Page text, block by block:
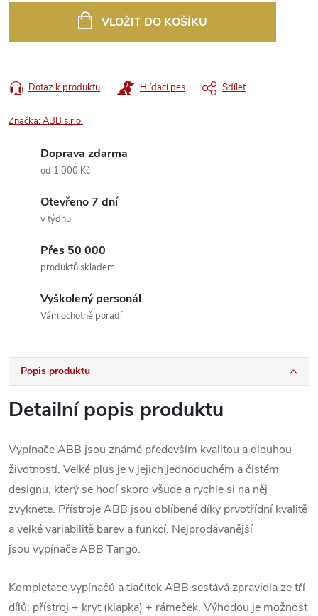
VLOŽIT DO KOŠÍKU
Dotaz k produktu Hlídací pes Sdílet
Značka:ABB s.r.o.
Doprava zdarma
od 1 000 Kč
Otevřeno 7 dní
v týdnu
Přes 50 000
produktů skladem
Vyškolený personál
Vám ochotně poradí
Popis produktu
Detailní popis produktu
Vypínače ABB jsou známé především kvalitou a dlouhou
životností. Velké plus je v jejich jednoduchém a čistém
designu, který se hodí skoro všude a rychle si na něj
zvyknete. Přístroje ABB jsou oblíbené díky prvotřídní kvalitě
a velké variabilitě barev a funkcí. Nejprodávanější
jsou vypínače ABB Tango.
Kompletace vypínačů a tlačítek ABB sestává zpravidla ze tří
dílů: přístroj + kryt (klapka) + rámeček. Výhodou je možnost